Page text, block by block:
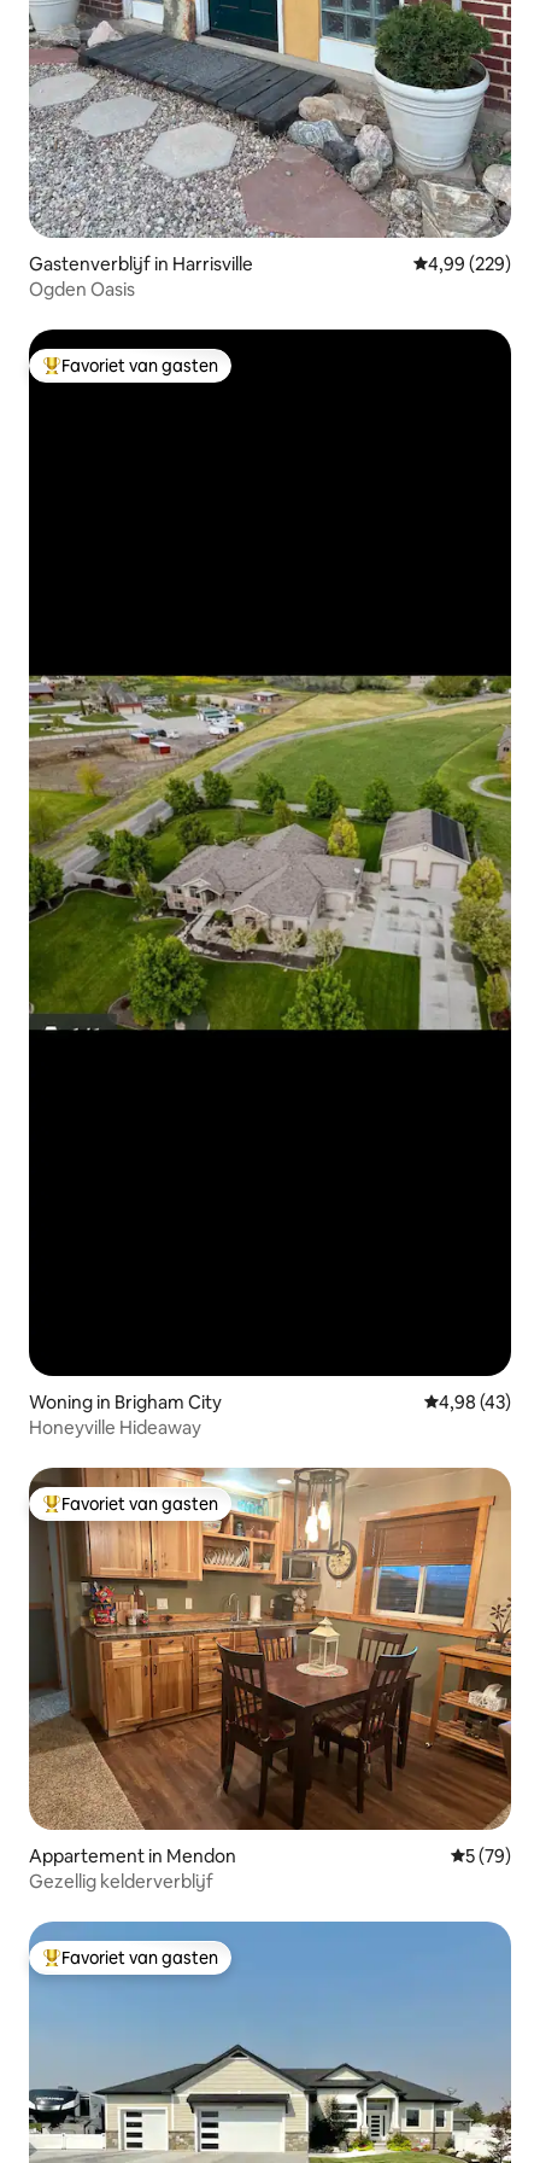
Gastenverblijf in Harrisville Gemiddelde
4,99 (229)
Ogden Oasis
Topfavoriet van gasten
Favoriet van gasten
Woning in Brigham City Gemiddelde
4,98 (43)
Honeyville Hideaway
Topfavoriet van gasten
Favoriet van gasten
Appartement in Mendon
5 (79)
Gezellig kelderverblijf
Topfavoriet van gasten
Favoriet van gasten